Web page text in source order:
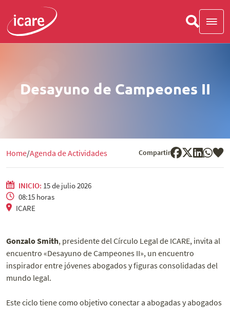
Desayuno de Campeones II
Home Agenda de Actividades Compartir
INICIO: 15 de julio 2026
08:15 horas
ICARE
Gonzalo Smith, presidente del Círculo Legal de ICARE, invita al
encuentro «Desayuno de Campeones II», un encuentro
inspirador entre jóvenes abogados y figuras consolidadas del
mundo legal.
Este ciclo tiene como objetivo conectar a abogadas y abogados